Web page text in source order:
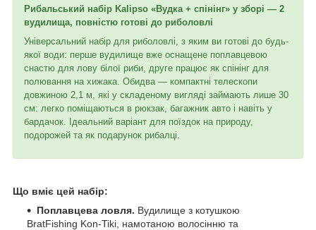
Рибальський набір Kalipso «Вудка + спінінг» у зборі — 2
вудилища, повністю готові до риболовлі
Універсальний набір для риболовлі, з яким ви готові до будь-
якої води: перше вудилище вже оснащене поплавцевою
снастю для лову білої риби, друге працює як спінінг для
полювання на хижака. Обидва — компактні телескопи
довжиною 2,1 м, які у складеному вигляді займають лише 30
см: легко поміщаються в рюкзак, багажник авто і навіть у
бардачок. Ідеальний варіант для поїздок на природу,
подорожей та як подарунок рибалці.
Що вміє цей набір:
Поплавцева ловля. Вудилище з котушкою
BratFishing Kon-Tiki, намотаною волосінню та